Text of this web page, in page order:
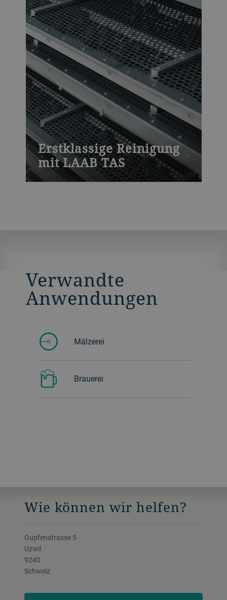
Erstklassige Reinigung
mit LAAB TAS
Die TAS verfügt über eine hohe Siebdichte
Verwandte
Anwendungen
Mälzerei
Brauerei
Wie können wir helfen?
Gupfenstrasse 5
Uzwil
9240
Schweiz